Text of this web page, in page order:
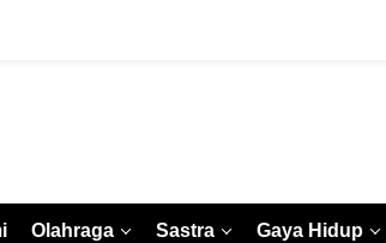
Olahraga Sastra Gaya Hidup